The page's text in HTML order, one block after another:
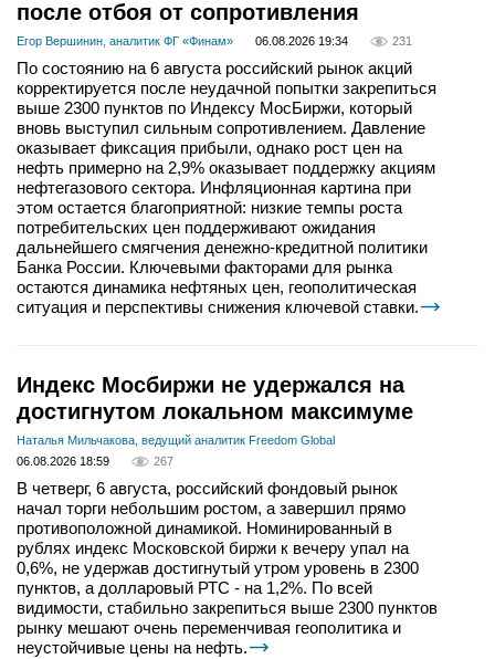
после отбоя от сопротивления
Егор Вершинин, аналитик ФГ «Финам» 06.08.2026 19:34 231
По состоянию на 6 августа российский рынок акций
корректируется после неудачной попытки закрепиться
выше 2300 пунктов по Индексу МосБиржи, который
вновь выступил сильным сопротивлением. Давление
оказывает фиксация прибыли, однако рост цен на
нефть примерно на 2,9% оказывает поддержку акциям
нефтегазового сектора. Инфляционная картина при
этом остается благоприятной: низкие темпы роста
потребительских цен поддерживают ожидания
дальнейшего смягчения денежно-кредитной политики
Банка России. Ключевыми факторами для рынка
остаются динамика нефтяных цен, геополитическая
ситуация и перспективы снижения ключевой ставки.
Индекс Мосбиржи не удержался на
достигнутом локальном максимуме
Наталья Мильчакова, ведущий аналитик Freedom Global
06.08.2026 18:59
267
В четверг, 6 августа, российский фондовый рынок
начал торги небольшим ростом, а завершил прямо
противоположной динамикой. Номинированный в
рублях индекс Московской биржи к вечеру упал на
0,6%, не удержав достигнутый утром уровень в 2300
пунктов, а долларовый РТС - на 1,2%. По всей
видимости, стабильно закрепиться выше 2300 пунктов
рынку мешают очень переменчивая геополитика и
неустойчивые цены на нефть.